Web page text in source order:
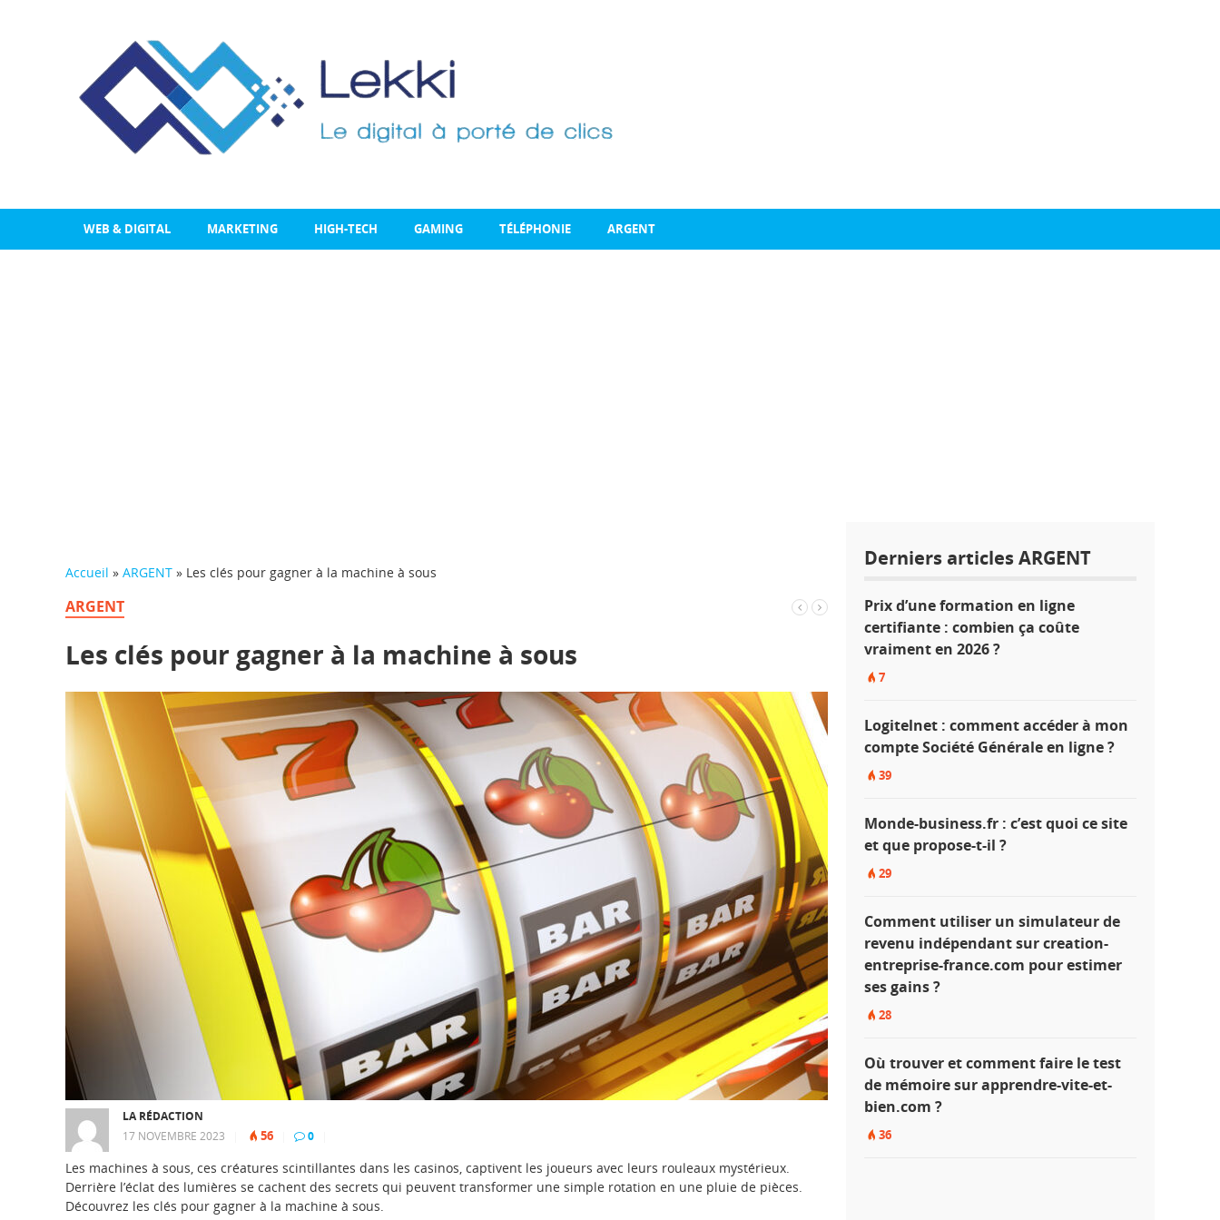
WEB & DIGITAL MARKETING HIGH-TECH GAMING TÉLÉPHONIE ARGENT
Accueil » ARGENT » Les clés pour gagner à la machine à sous
ARGENT
Les clés pour gagner à la machine à sous
LA RÉDACTION
17 NOVEMBRE 2023
56 0
Les machines à sous, ces créatures scintillantes dans les casinos, captivent les joueurs avec leurs rouleaux mystérieux.
Derrière l’éclat des lumières se cachent des secrets qui peuvent transformer une simple rotation en une pluie de pièces.
Découvrez les clés pour gagner à la machine à sous.
Derniers articles ARGENT
Prix d’une formation en ligne
certifiante : combien ça coûte
vraiment en 2026 ?
7
Logitelnet : comment accéder à mon
compte Société Générale en ligne ?
39
Monde-business.fr : c’est quoi ce site
et que propose-t-il ?
29
Comment utiliser un simulateur de
revenu indépendant sur creation-
entreprise-france.com pour estimer
ses gains ?
28
Où trouver et comment faire le test
de mémoire sur apprendre-vite-et-
bien.com ?
36